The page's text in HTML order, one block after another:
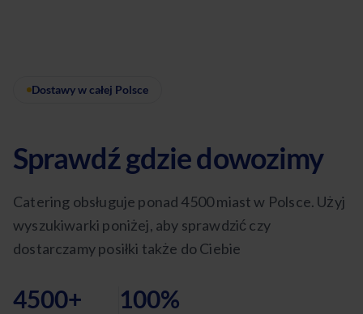
Dostawy w całej Polsce
Sprawdź gdzie dowozimy
Catering obsługuje ponad 4500 miast w Polsce. Użyj
wyszukiwarki poniżej, aby sprawdzić czy
dostarczamy posiłki także do Ciebie
4500+ 100%